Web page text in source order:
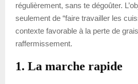
régulièrement, sans te dégoûter.
seulement de “faire travailler les
contexte favorable à la perte de
raffermissement.
1. La marche rapide